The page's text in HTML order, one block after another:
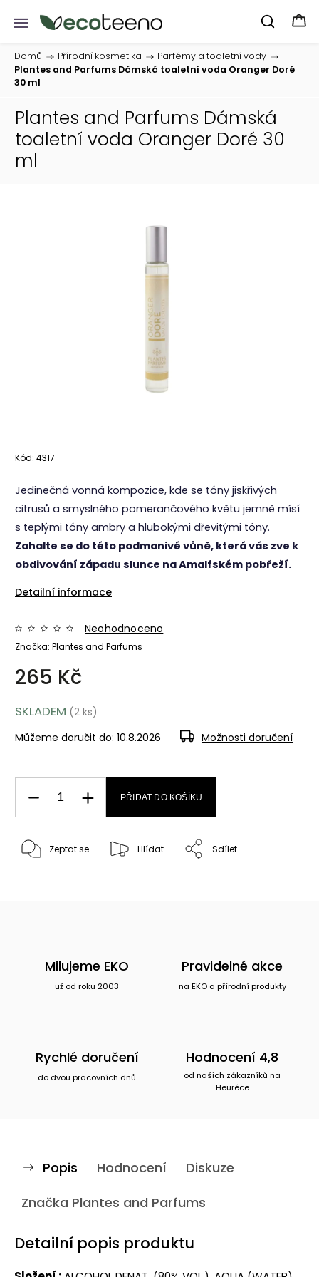
Domů / Přírodní kosmetika / Parfémy a toaletní vody /
Plantes and Parfums Dámská toaletní voda Oranger Doré
30 ml
Plantes and Parfums Dámská
toaletní voda Oranger Doré 30
ml
Kód: 4317
Jedinečná vonná kompozice, kde se tóny jiskřivých
citrusů a smyslného pomerančového květu jemně mísí
s teplými tóny ambry a hlubokými dřevitými tóny.
Zahalte se do této podmanivé vůně, která vás zve k
obdivování západu slunce na Amalfském pobřeží.
Detailní informace
Značka: Plantes and Parfums
Neohodnoceno
265 Kč
SKLADEM (2 ks)
Můžeme doručit do: 10.8.2026 Možnosti doručení
PŘIDAT DO KOŠÍKU
Zeptat se Hlídat Sdílet
Milujeme EKO
už od roku 2003
Pravidelné akce
na EKO a přírodní produkty
Rychlé doručení
do dvou pracovních dnů
Hodnocení 4,8
od našich zákazníků na
Heuréce
Popis Hodnocení
Diskuze
Značka Plantes and Parfums
Detailní popis produktu